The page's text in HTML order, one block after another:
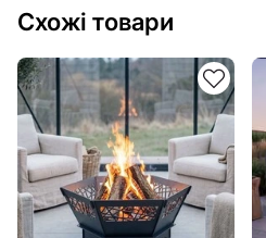
Схожі товари